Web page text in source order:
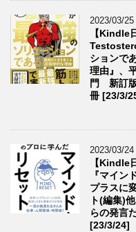
2023/03/25
【Kindle
ションで
理由』、
門 新訂
冊 [23/3/
2023/03/24
【Kindle
『マイ
プラスに
ト(編集)
らの発言
[23/3/24]